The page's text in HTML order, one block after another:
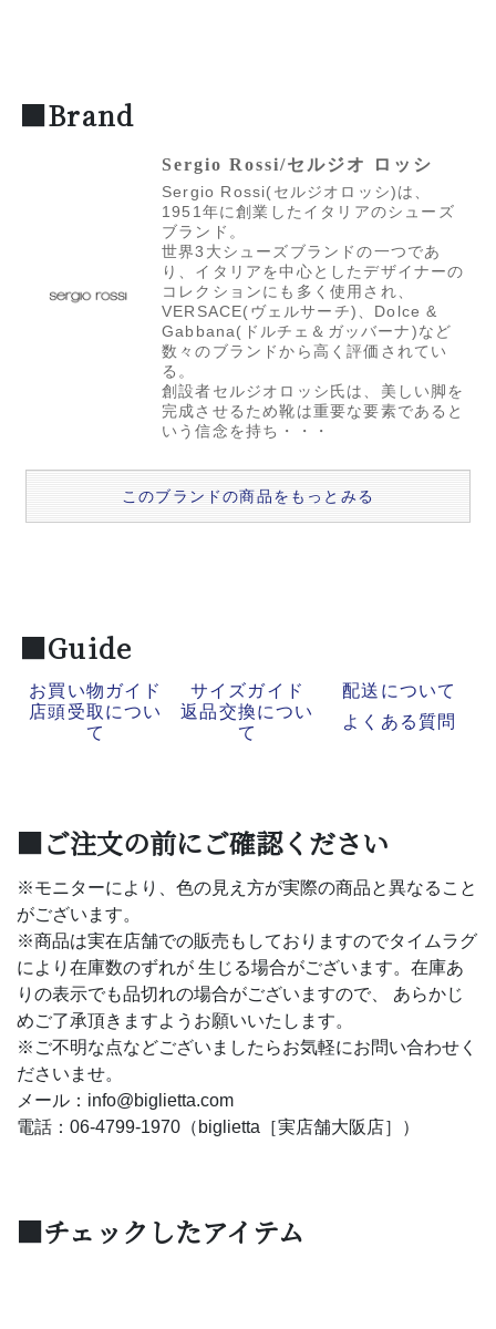
■Brand
Sergio Rossi/セルジオ ロッシ
Sergio Rossi(セルジオロッシ)は、
1951年に創業したイタリアのシューズ
ブランド。
世界3大シューズブランドの一つであ
り、イタリアを中心としたデザイナーの
コレクションにも多く使用され、
VERSACE(ヴェルサーチ)、Dolce &
Gabbana(ドルチェ＆ガッバーナ)など
数々のブランドから高く評価されてい
る。
創設者セルジオロッシ氏は、美しい脚を
完成させるため靴は重要な要素であると
いう信念を持ち・・・
このブランドの商品をもっとみる
■Guide
お買い物ガイド サイズガイド
配送について
店頭受取につい
て
返品交換につい
て
よくある質問
■ご注文の前にご確認ください
※モニターにより、色の見え方が実際の商品と異なること
がございます。
※商品は実在店舗での販売もしておりますのでタイムラグ
により在庫数のずれが 生じる場合がございます。在庫あ
りの表示でも品切れの場合がございますので、 あらかじ
めご了承頂きますようお願いいたします。
※ご不明な点などございましたらお気軽にお問い合わせく
ださいませ。
メール：info@biglietta.com
電話：06-4799-1970（biglietta［実店舗大阪店］）
■チェックしたアイテム